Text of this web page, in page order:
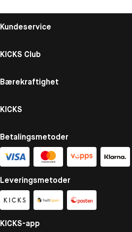
Kundeservice
KICKS Club
Bærekraftighet
KICKS
Betalingsmetoder
Leveringsmetoder
KICKS-app